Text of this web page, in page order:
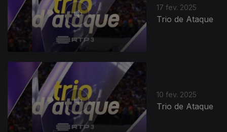
17 fev. 2025
Trio de Ataque
10 fev. 2025
Trio de Ataque